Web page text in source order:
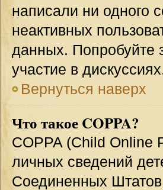
написали ни одного
неактивных
данных. Попробуйте
участие в
Вернуться наверх
Что такое COPPA?
COPPA (Child Online
личных сведений
Соединенных